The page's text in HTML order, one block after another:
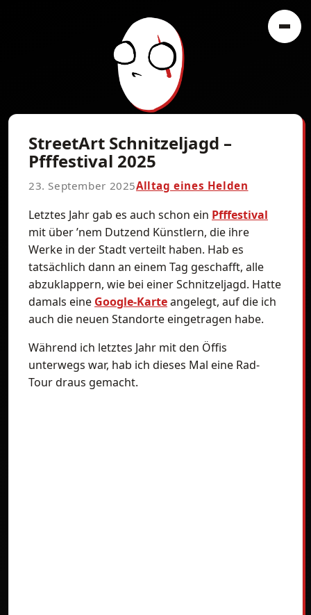
StreetArt Schnitzeljagd –
Pfffestival 2025
23. September 2025Alltag eines Helden
Letztes Jahr gab es auch schon ein Pfffestival
mit über ’nem Dutzend Künstlern, die ihre
Werke in der Stadt verteilt haben. Hab es
tatsächlich dann an einem Tag geschafft, alle
abzuklappern, wie bei einer Schnitzeljagd. Hatte
damals eine Google-Karteangelegt, auf die ich
auch die neuen Standorte eingetragen habe.
Während ich letztes Jahr mit den Öffis
unterwegs war, hab ich dieses Mal eine Rad-
Tour draus gemacht.